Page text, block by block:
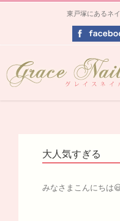
東戸塚にあるネ
大人気すぎる
みなさまこんにちは